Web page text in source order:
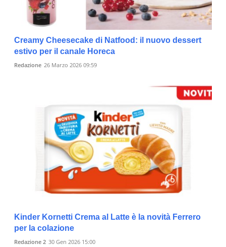
Creamy Cheesecake di Natfood: il nuovo dessert
estivo per il canale Horeca
Redazione 26 Marzo 2026 09:59
Kinder Kornetti Crema al Latte è la novità Ferrero
per la colazione
Redazione 2 30 Gen 2026 15:00